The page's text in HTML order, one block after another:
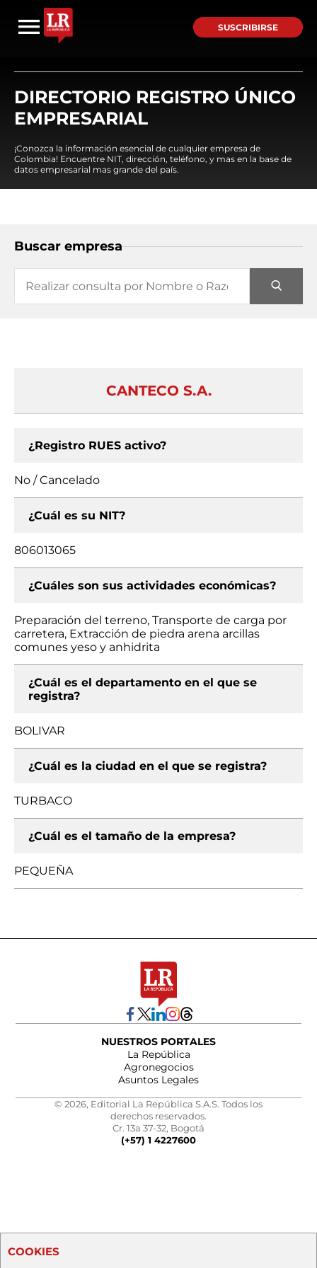
SUSCRIBIRSE
DIRECTORIO REGISTRO ÚNICO
EMPRESARIAL
¡Conozca la información esencial de cualquier empresa de
Colombia! Encuentre NIT, dirección, teléfono, y mas en la base de
datos empresarial mas grande del país.
Buscar empresa
CANTECO S.A.
¿Registro RUES activo?
No / Cancelado
¿Cuál es su NIT?
806013065
¿Cuáles son sus actividades económicas?
Preparación del terreno, Transporte de carga por
carretera, Extracción de piedra arena arcillas
comunes yeso y anhidrita
¿Cuál es el departamento en el que se
registra?
BOLIVAR
¿Cuál es la ciudad en el que se registra?
TURBACO
¿Cuál es el tamaño de la empresa?
PEQUEÑA
NUESTROS PORTALES
La República
Agronegocios
Asuntos Legales
© 2026, Editorial La República S.A.S. Todos los
derechos reservados.
Cr. 13a 37-32, Bogotá
(+57) 1 4227600
COOKIES